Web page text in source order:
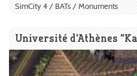
SimCity 4 / BATs / Monuments
Université d'Athènes